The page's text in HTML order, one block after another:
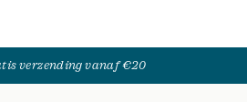
verzending vanaf €20